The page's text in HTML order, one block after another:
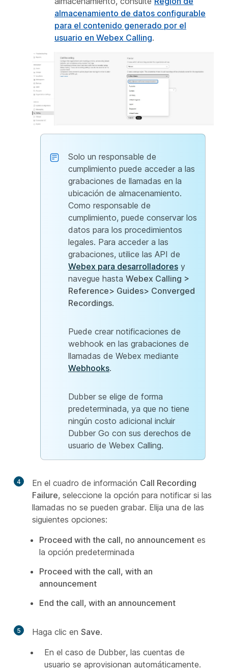
almacenamiento de datos configurable
para el contenido generado por el
usuario en Webex Calling.
Solo un responsable de
cumplimiento puede acceder a las
grabaciones de llamadas en la
ubicación de almacenamiento.
Como responsable de
cumplimiento, puede conservar los
datos para los procedimientos
legales. Para acceder a las
grabaciones, utilice las API de
Webex para desarrolladores y
navegue hasta Webex Calling >
Reference> Guides> Converged
Recordings.
Puede crear notificaciones de
webhook en las grabaciones de
llamadas de Webex mediante
Webhooks.
Dubber se elige de forma
predeterminada, ya que no tiene
ningún costo adicional incluir
Dubber Go con sus derechos de
usuario de Webex Calling.
4 En el cuadro de información Call Recording
Failure, seleccione la opción para notificar si las
llamadas no se pueden grabar. Elija una de las
siguientes opciones:
Proceed with the call, no announcement es
la opción predeterminada
Proceed with the call, with an
announcement
End the call, with an announcement
5 Haga clic en Save.
En el caso de Dubber, las cuentas de
usuario se aprovisionan automáticamente.